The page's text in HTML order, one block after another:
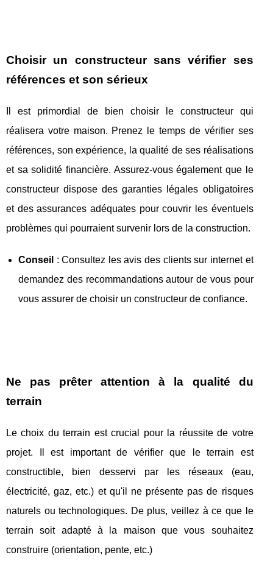
Choisir un constructeur sans vérifier ses
références et son sérieux
Il est primordial de bien choisir le constructeur qui
réalisera votre maison. Prenez le temps de vérifier ses
références, son expérience, la qualité de ses réalisations
et sa solidité financière. Assurez-vous également que le
constructeur dispose des garanties légales obligatoires
et des assurances adéquates pour couvrir les éventuels
problèmes qui pourraient survenir lors de la construction.
Conseil : Consultez les avis des clients sur internet et
demandez des recommandations autour de vous pour
vous assurer de choisir un constructeur de confiance.
Ne pas prêter attention à la qualité du
terrain
Le choix du terrain est crucial pour la réussite de votre
projet. Il est important de vérifier que le terrain est
constructible, bien desservi par les réseaux (eau,
électricité, gaz, etc.) et qu'il ne présente pas de risques
naturels ou technologiques. De plus, veillez à ce que le
terrain soit adapté à la maison que vous souhaitez
construire (orientation, pente, etc.)